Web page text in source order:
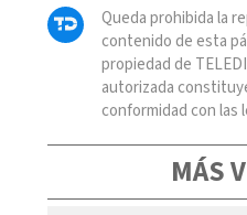
Queda prohibida la
contenido de esta
propiedad de
autorizada
conformidad con las
MÁS